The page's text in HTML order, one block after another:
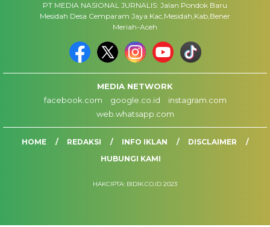
PT MEDIA NASIONAL JURNALIS: Jalan Pondok Baru
Mesidah Desa Cemparam Jaya Kac,Mesidah,Kab,Bener
Meriah-Aceh
MEDIA NETWORK
facebook.com
google.co.id
instagram.com
web.whatsapp.com
HOME REDAKSI INFO IKLAN
DISCLAIMER
HUBUNGI KAMI
HAKCIPTA: BIDIK.CO.ID 2023